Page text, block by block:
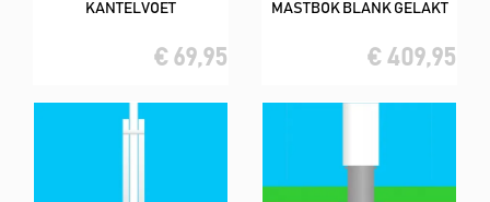
KANTELVOET
€ 69,95
MASTBOK BLANK GELAKT
€ 409,95